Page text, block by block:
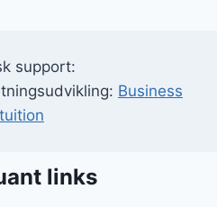
support:
Business
links